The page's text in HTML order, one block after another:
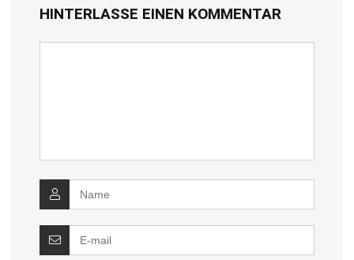
HINTERLASSE EINEN KOMMENTAR